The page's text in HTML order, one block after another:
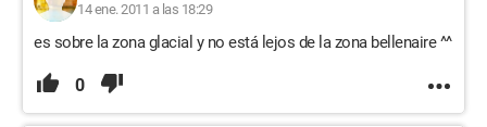
14 ene. 2011 a las 18:29
es sobre la zona glacial y no está lejos de la zona bellenaire ^^
0